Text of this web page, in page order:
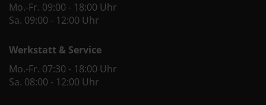
Mo.-Fr. 09:00 - 18:00 Uhr
Sa. 09:00 - 12:00 Uhr
Werkstatt & Service
Mo.-Fr. 07:30 - 18:00 Uhr
Sa. 08:00 - 12:00 Uhr